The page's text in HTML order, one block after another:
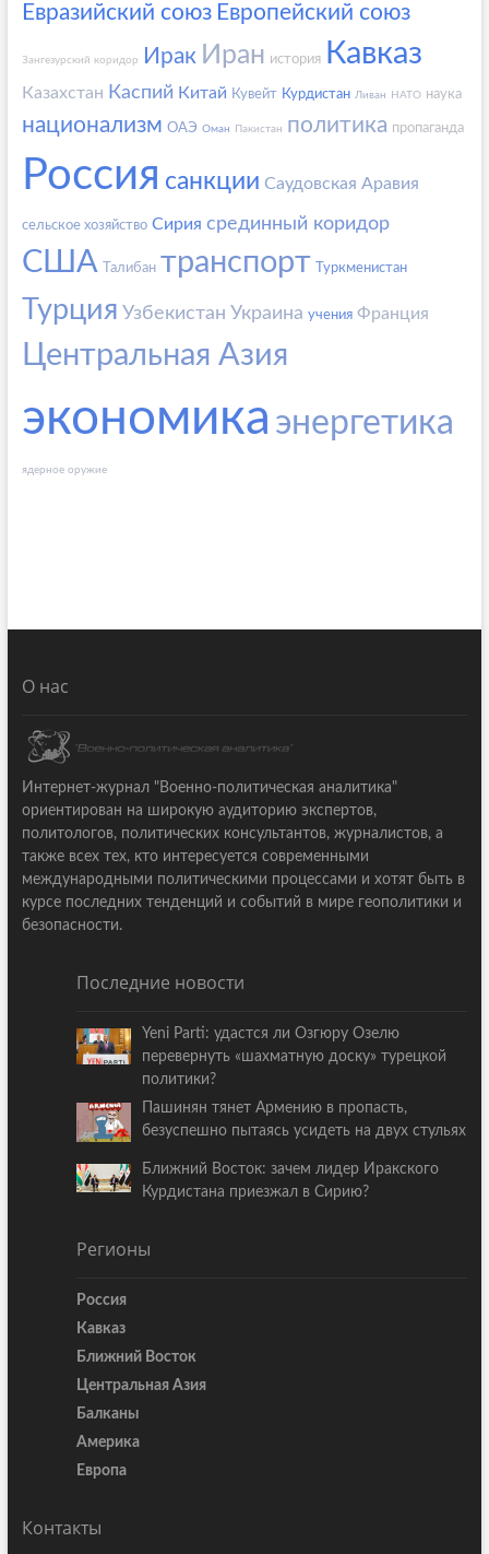
Евразийский союз Европейский союз
Зангезурский коридор Ирак Иран история Кавказ
Казахстан Каспий Китай Кувейт Курдистан Ливан НАТО наука
национализм ОАЭ Оман Пакистан политика пропаганда
Россия санкции Саудовская Аравия
сельское хозяйство Сирия срединный коридор
США Талибан транспорт Туркменистан
Турция Узбекистан Украина учения Франция
Центральная Азия
экономика энергетика
ядерное оружие
О нас
Интернет-журнал "Военно-политическая аналитика"
ориентирован на широкую аудиторию экспертов,
политологов, политических консультантов, журналистов, а
также всех тех, кто интересуется современными
международными политическими процессами и хотят быть в
курсе последних тенденций и событий в мире геополитики и
безопасности.
Последние новости
Yeni Parti: удастся ли Озгюру Озелю
перевернуть «шахматную доску» турецкой
политики?
Пашинян тянет Армению в пропасть,
безуспешно пытаясь усидеть на двух стульях
Ближний Восток: зачем лидер Иракского
Курдистана приезжал в Сирию?
Регионы
Россия
Кавказ
Ближний Восток
Центральная Азия
Балканы
Америка
Европа
Контакты